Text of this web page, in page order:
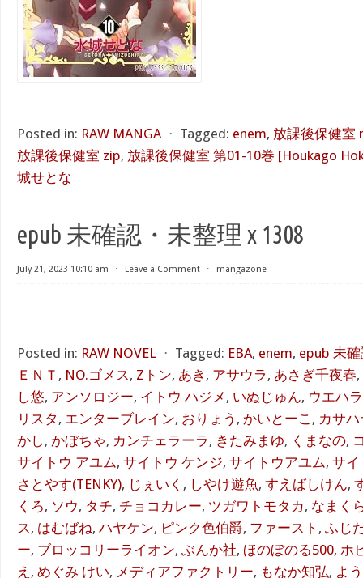
Posted in: RAW MANGA ⋅ Tagged: enem, 放課後保健室
放課後保健室 zip, 放課後保健室 第01-10巻 [Houkago
城せとな
epub 未確認・未整理 x 1308
July 21, 2023 10:10 am ⋅ Leave a Comment ⋅ mangazone
Posted in: RAW NOVEL ⋅ Tagged: EBA, enem, epub 未
ＥＮＴ , NO.ゴメス, Zトン, あき , アサウラ , あさぎ千夜春,
し悠, アンソロジー, イトウ ハジメ , いぬじゅん, ウエハ
リスタ , エンターブレイン, おりょう , かいとーこ , カサ
かし, かぼちゃ, カンチェラーラ , きたみまゆ, くまなの,
サイトウ アユム, サイトウ ケンジ, サイトウアユム, サイ
さとやす(TENKY), じぇいく , しやけ遊魚, すえばしけん,
くろ, ソウ, タチ, チョコカレー, ツガワトモタカ, なまく
ス, はむばね, ハヤケン, ピンク色伯爵, ファースト , ふじ
ー, ブロッコリーライオン, ぶんか社, ほのぼのる500, ホ
え , めぐみ けい, メディアファクトリー, もなか知弘, よ